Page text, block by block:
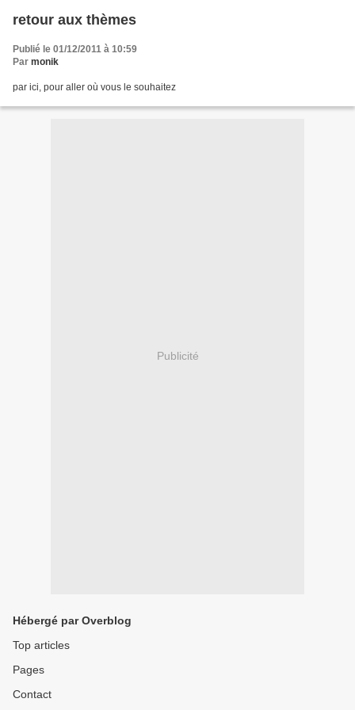
retour aux thèmes
Publié le 01/12/2011 à 10:59
Par monik
par ici, pour aller où vous le souhaitez
Publicité
Hébergé par Overblog
Top articles
Pages
Contact